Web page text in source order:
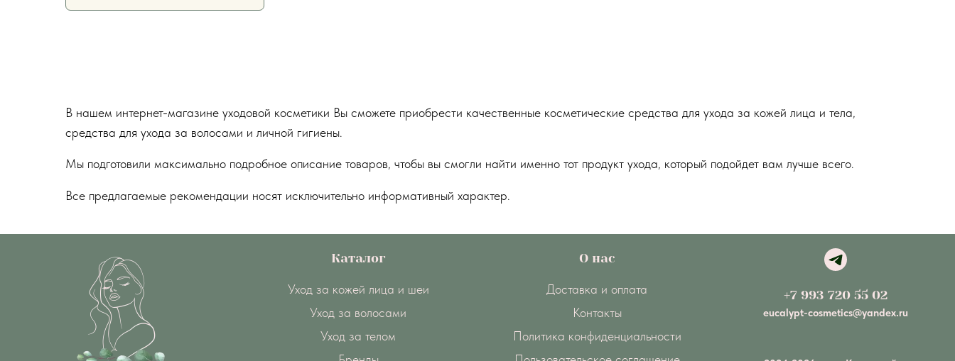
В нашем интернет-магазине уходовой косметики Вы сможете приобрести качественные косметические средства для ухода за кожей лица и тела,
средства для ухода за волосами и личной гигиены.
Мы подготовили максимально подробное описание товаров, чтобы вы смогли найти именно тот продукт ухода, который подойдет вам лучше всего.
Все предлагаемые рекомендации носят исключительно информативный характер.
Каталог
Уход за кожей лица и шеи
Уход за волосами
Уход за телом
О нас
Доставка и оплата
Контакты
Политика конфиденциальности
+7 993 720 55 02
eucalypt-cosmetics@yandex.ru